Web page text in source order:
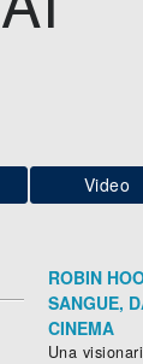
Video
ROBIN
SANGUE,
CINEMA
Una